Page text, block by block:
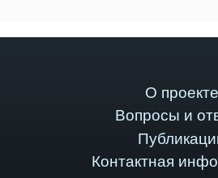
О проекте
Вопросы и
Контактная